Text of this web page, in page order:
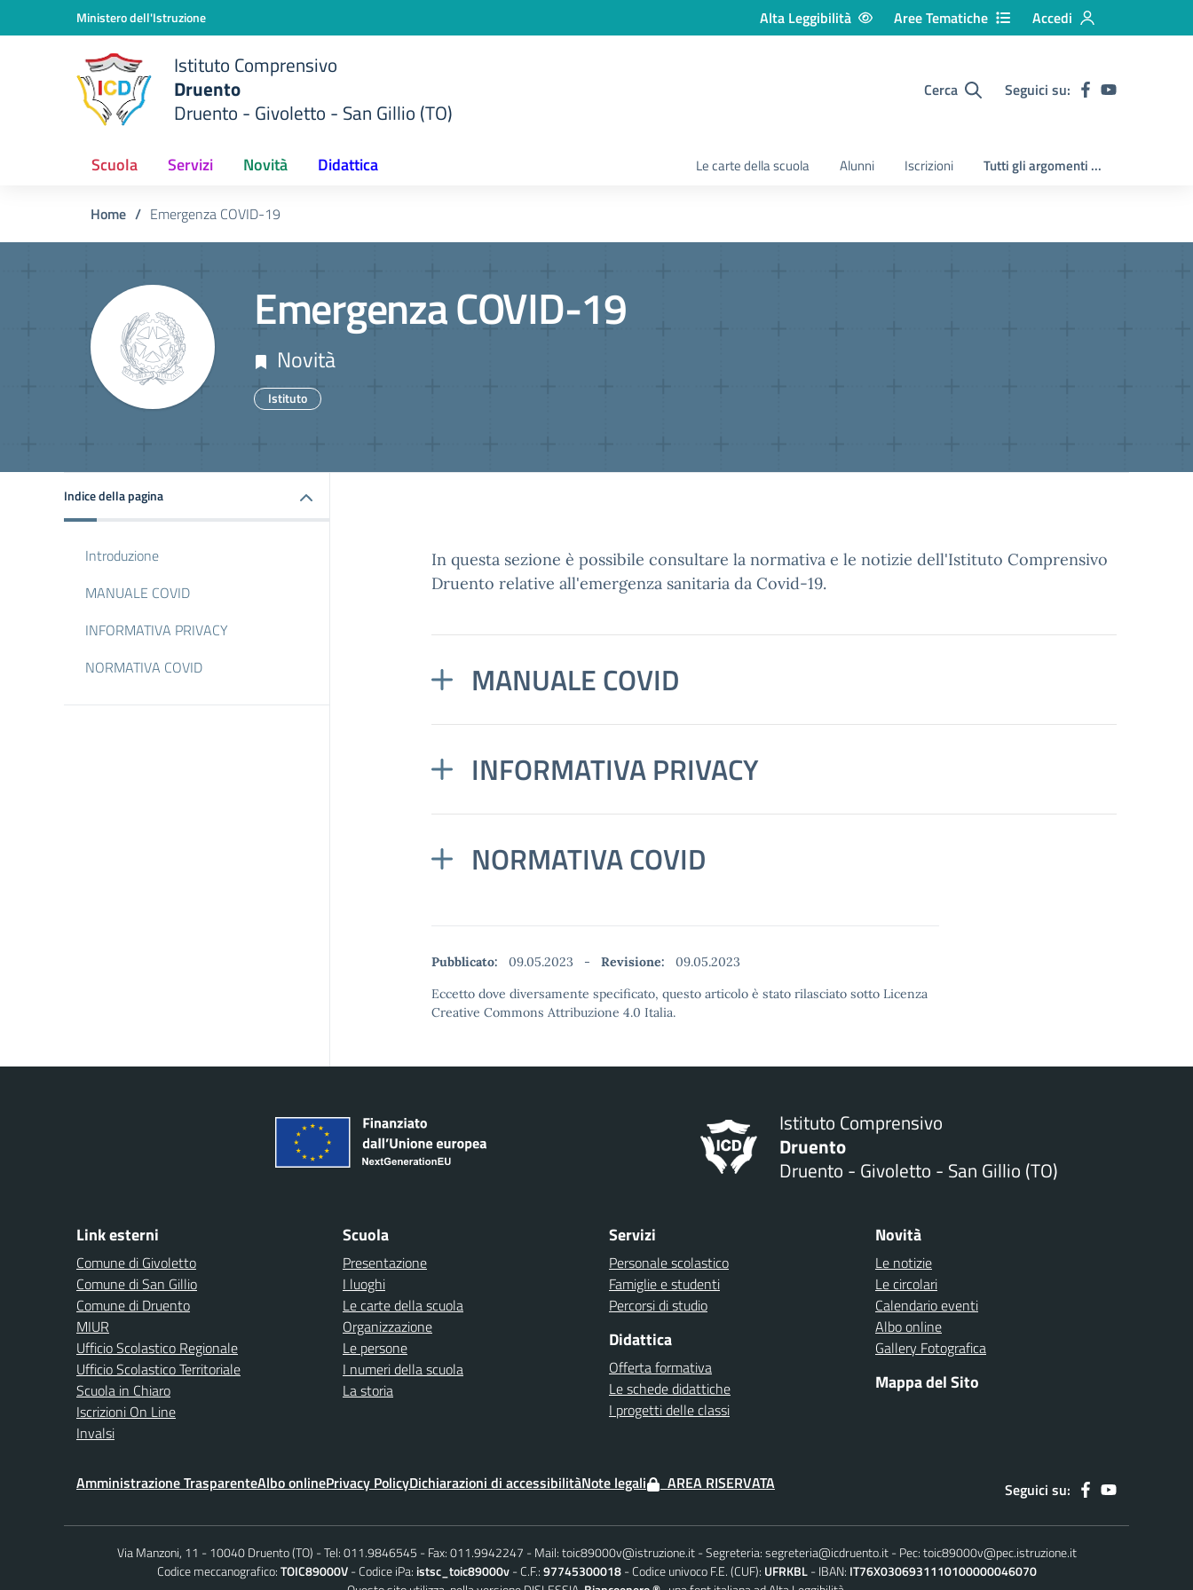
Vai ai contenuti
Vai al menu di navigazione
Ministero dell'Istruzione Alta Leggibilità Aree Tematiche Accedi
Istituto Comprensivo
Druento
Druento - Givoletto - San Gillio (TO)
Cerca Seguici su:
Scuola Servizi Novità Didattica Le carte della scuola Alunni Iscrizioni Tutti gli argomenti ...
Home / Emergenza COVID-19
Emergenza COVID-19
Novità
Istituto
Indice della pagina
Introduzione
MANUALE COVID
INFORMATIVA PRIVACY
NORMATIVA COVID
In questa sezione è possibile consultare la normativa e le notizie dell'Istituto Comprensivo
Druento relative all'emergenza sanitaria da Covid-19.
MANUALE COVID
INFORMATIVA PRIVACY
NORMATIVA COVID
Pubblicato: 09.05.2023 - Revisione:
09.05.2023
Eccetto dove diversamente specificato, questo articolo è stato rilasciato sotto Licenza
Creative Commons Attribuzione 4.0 Italia.
Istituto Comprensivo
Druento
Druento - Givoletto - San Gillio (TO)
Link esterni
Comune di Givoletto
Comune di San Gillio
Comune di Druento
MIUR
Ufficio Scolastico Regionale
Ufficio Scolastico Territoriale
Scuola in Chiaro
Iscrizioni On Line
Invalsi
Scuola
Presentazione
I luoghi
Le carte della scuola
Organizzazione
Le persone
I numeri della scuola
La storia
Servizi
Personale scolastico
Famiglie e studenti
Percorsi di studio
Didattica
Offerta formativa
Le schede didattiche
I progetti delle classi
Novità
Le notizie
Le circolari
Calendario eventi
Albo online
Gallery Fotografica
Mappa del Sito
Amministrazione TrasparenteAlbo onlinePrivacy PolicyDichiarazioni di accessibilitàNote legali AREA RISERVATA Seguici su:
Via Manzoni, 11 - 10040 Druento (TO) Tel: 011.9846545 Fax: 011.9942247 Mail:toic89000v@istruzione.it Segreteria:segreteria@icdruento.it Pec:toic89000v@pec.istruzione.it
Codice meccanografico:TOIC89000V Codice iPa: istsc_toic89000v C.F.:97745300018 Codice univoco F.E. (CUF): UFRKBL IBAN: IT76X0306931110100000046070